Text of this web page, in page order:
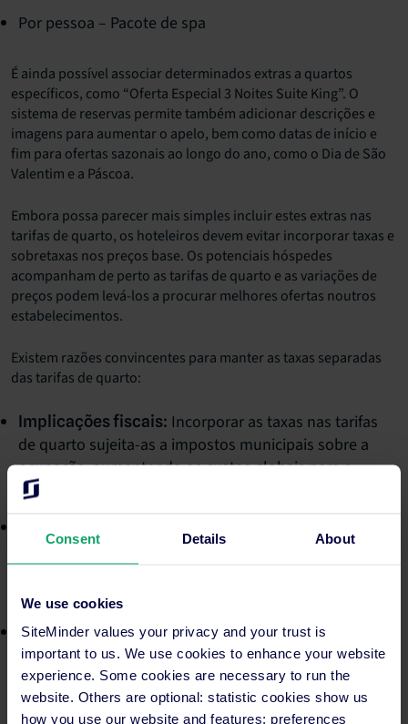
Consent Details About
We use cookies
SiteMinder values your privacy and your trust is
important to us. We use cookies to enhance your website
experience. Some cookies are necessary to run the
website. Others are optional: statistic cookies show us
how you use our website and features; preferences
Por pessoa – Pacote de spa
É ainda possível associar determinados extras a quartos
específicos, como “Oferta Especial 3 Noites Suite King”. O
sistema de reservas permite também adicionar descrições e
imagens para aumentar o apelo, bem como datas de início e
fim para ofertas sazonais ao longo do ano, como o Dia de São
Valentim e a Páscoa.
Embora possa parecer mais simples incluir estes extras nas
tarifas de quarto, os hoteleiros devem evitar incorporar taxas e
sobretaxas nos preços base. Os potenciais hóspedes
acompanham de perto as tarifas de quarto e as variações de
preços podem levá-los a procurar melhores ofertas noutros
estabelecimentos.
Existem razões convincentes para manter as taxas separadas
das tarifas de quarto:
Implicações fiscais: Incorporar as taxas nas tarifas
de quarto sujeita-as a impostos municipais sobre a
ocupação, aumentando os custos globais para o
hóspede.
altamente dinâmicas e acompanhadas de perto pelos
estáveis.
Comportamento de reserva:Muitos viajantes
centram-se principalmente nas tarifas de quarto na
tomada de decisões, pelo que as taxas separadas
permitem uma comparação de preços base